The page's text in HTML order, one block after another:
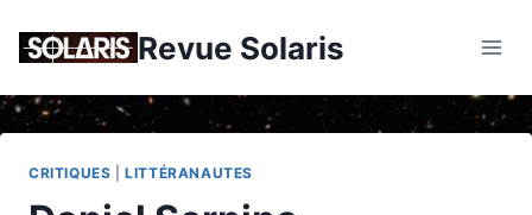
Revue Solaris
CRITIQUES |LITTÉRANAUTES